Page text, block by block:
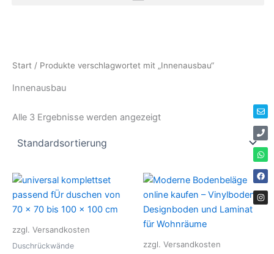
Start / Produkte verschlagwortet mit „Innenausbau“
Innenausbau
Alle 3 Ergebnisse werden angezeigt
zzgl. Versandkosten
Duschrückwände
Dieses
Produkt
weist
mehrere
zzgl. Versandkosten